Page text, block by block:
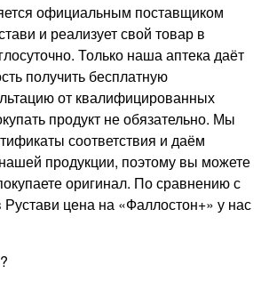
официальным поставщиком
и реализует свой товар в
Только наша аптека даёт
получить бесплатную
от квалифицированных
продукт не обязательно. Мы
соответствия и даём
продукции, поэтому вы можете
оригинал. По сравнению с
цена на «Фаллостон+» у нас